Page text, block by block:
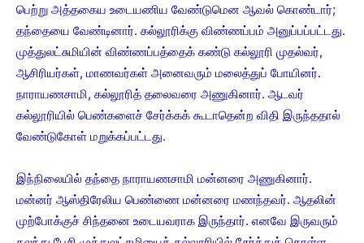
பெற்று அத்தகைய உடையணிய வேண்டுமென ஆவல் கொண்டார்;
தந்தையை வேண்டினார். கல்லூரிக்கு விண்ணப்பம் அனுப்பப்பட்டது.
முத்துலட்சுமியின் விண்ணப்பத்தைக் கண்டு கல்லூரி முதல்வர்,
ஆசிரியர்கள், மாணவர்கள் அனைவரும் மலைத்துப் போயினர்.
நாராயணசாமி, கல்லூரித் தலைவரை அணுகினார். ஆடவர்
கல்லூரியில் பெண்களைச் சேர்க்கக் கூடாதென்ற விதி இருந்ததால்
வேண்டுகோள் மறுக்கப்பட்டது.
இந்நிலையில் தந்தை நாராயணசாமி மன்னரை அணுகினார்.
மன்னர் ஆஸ்திரேலிய பெண்ணை மன்னரை மணந்தவர். ஆதலின்
முற்போக்குச் சிந்தனை உடையவராக இருந்தார். எனவே இருவரும்